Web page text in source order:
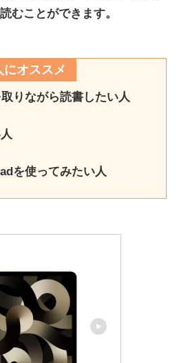
むことができます。
オススメ
りながら読書したい人
を使ってみたい人